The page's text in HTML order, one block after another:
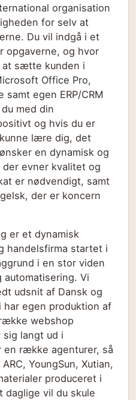
organisation
for selv at
Du vil indgå i et
opgaverne, og hvor
at sætte kunden i
Office Pro,
samt egen ERP/CRM
med din
og hvis du er
lære dig, det
en dynamisk og
evner kvalitet og
er nødvendigt, samt
der er koncern
er et dynamisk
handelsfirma startet i
i en stor viden
automatisering. Vi
udsnit af Dansk og
har egen produktion af
webshop
langt ud i
en række agenturer, så
YoungSun, Xutian,
produceret i
daglige vil du skule